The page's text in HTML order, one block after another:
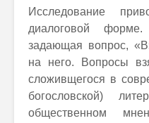
Исследование
диалоговой
задающая вопрос,
на него. Вопросы
сложивщегося в
богословской)
общественном